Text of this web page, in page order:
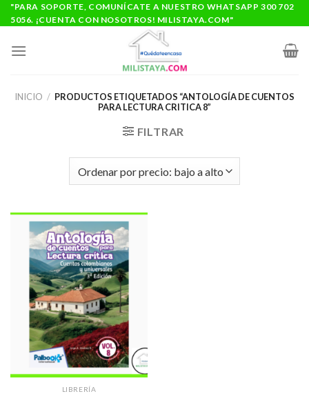
Saltar
al
"PARA SOPORTE, COMUNÍCATE A NUESTRO WHATSAPP 300 702
5056. ¡CUENTA CON NOSOTROS! MILISTAYA.COM"
INICIO / PRODUCTOS ETIQUETADOS “ANTOLOGÍA DE CUENTOS
PARA LECTURA CRITICA 8”
FILTRAR
LIBRERÍA